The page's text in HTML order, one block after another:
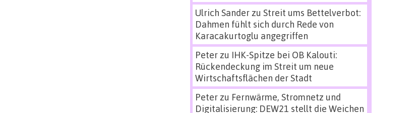
Ulrich Sanderzu Streit ums Bettelverbot:
Dahmen fühlt sich durch Rede von
Karacakurtoglu angegriffen
Peterzu IHK-Spitze bei OB Kalouti:
Rückendeckung im Streit um neue
Wirtschaftsflächen der Stadt
Peterzu Fernwärme, Stromnetz und
Digitalisierung: DEW21 stellt die Weichen